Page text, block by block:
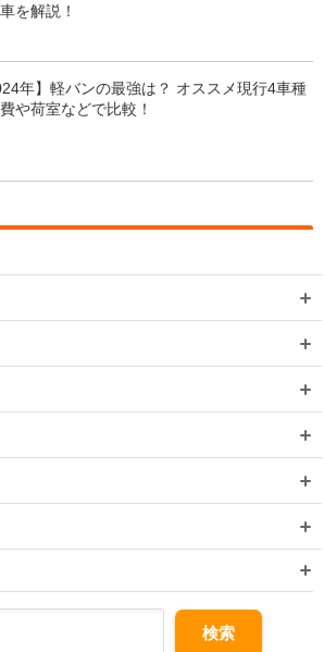
を解説！
年】軽バンの最強は？ オススメ現行4車種
や荷室などで比較！